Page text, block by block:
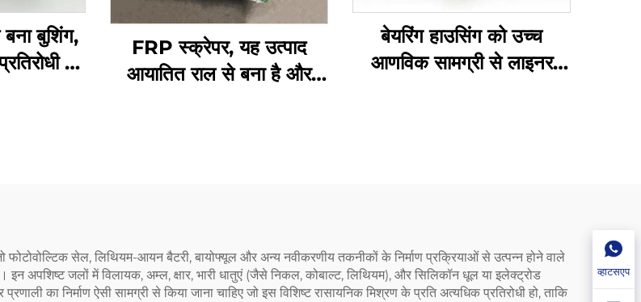
बुशिंग,
है,
FRP स्क्रेपर, यह उत्पाद
आयातित राल से बना है और
बेयरिंग हाउसिंग को उच्च
आणविक सामग्री से लाइनर
फोटोवोल्टिक सेल, लिथियम-आयन बैटरी, बायोफ्यूल और अन्य नवीकरणीय तकनीकों के निर्माण प्रक्रियाओं से उत्पन्न होने वाले
अपशिष्ट जलों में विलायक, अम्ल, क्षार, भारी धातुएं (जैसे निकल, कोबाल्ट, लिथियम), और सिलिकॉन धूल या इलेक्ट्रोड
का निर्माण ऐसी सामग्री से किया जाना चाहिए जो इस विशिष्ट रासायनिक मिश्रण के प्रति अत्यधिक प्रतिरोधी हो, ताकि
व्हाटसएप